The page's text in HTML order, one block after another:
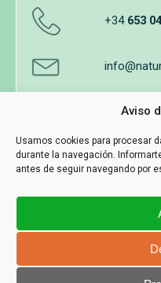
Aviso
Usamos cookies para procesar
durante la navegación.
antes de seguir navegando por
+34 653
Con
Aviso legal Política de
Términos y